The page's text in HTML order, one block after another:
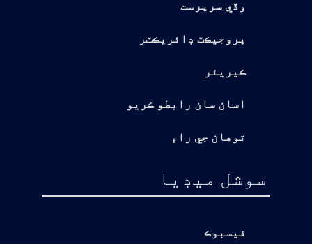
وڏي سرپرست
پروجيڪٽ ڊائريڪٽر
ڪيريئر
اسان سان رابطو ڪريو
توهان جي راءِ
سوشل ميڊيا
فيسبوڪ